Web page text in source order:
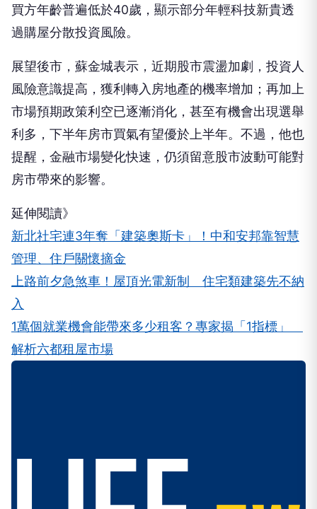
買方年齡普遍低於40歲，顯示部分年輕科技新貴透
過購屋分散投資風險。
展望後市，蘇金城表示，近期股市震盪加劇，投資人
風險意識提高，獲利轉入房地產的機率增加；再加上
市場預期政策利空已逐漸消化，甚至有機會出現選舉
利多，下半年房市買氣有望優於上半年。不過，他也
提醒，金融市場變化快速，仍須留意股市波動可能對
房市帶來的影響。
延伸閱讀》
新北社宅連3年奪「建築奧斯卡」！中和安邦靠智慧
管理、住戶關懷摘金
上路前夕急煞車！屋頂光電新制 住宅類建築先不納
入
1萬個就業機會能帶來多少租客？專家揭「1指標」
解析六都租屋市場